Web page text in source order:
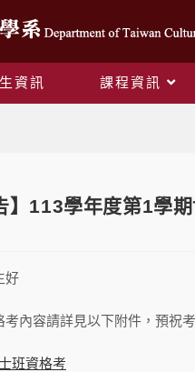
資訊 課程資訊
】113學年度第1學
好
考內容請詳見以下附件，預祝考
班資格考